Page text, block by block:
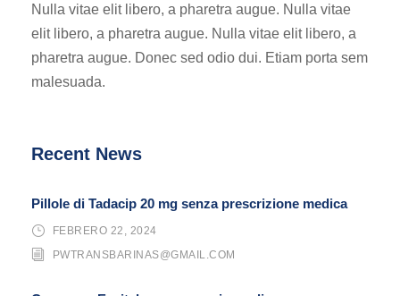
Nulla vitae elit libero, a pharetra augue. Nulla vitae
elit libero, a pharetra augue. Nulla vitae elit libero, a
pharetra augue. Donec sed odio dui. Etiam porta sem
malesuada.
Recent News
Pillole di Tadacip 20 mg senza prescrizione medica
FEBRERO 22, 2024
PWTRANSBARINAS@GMAIL.COM